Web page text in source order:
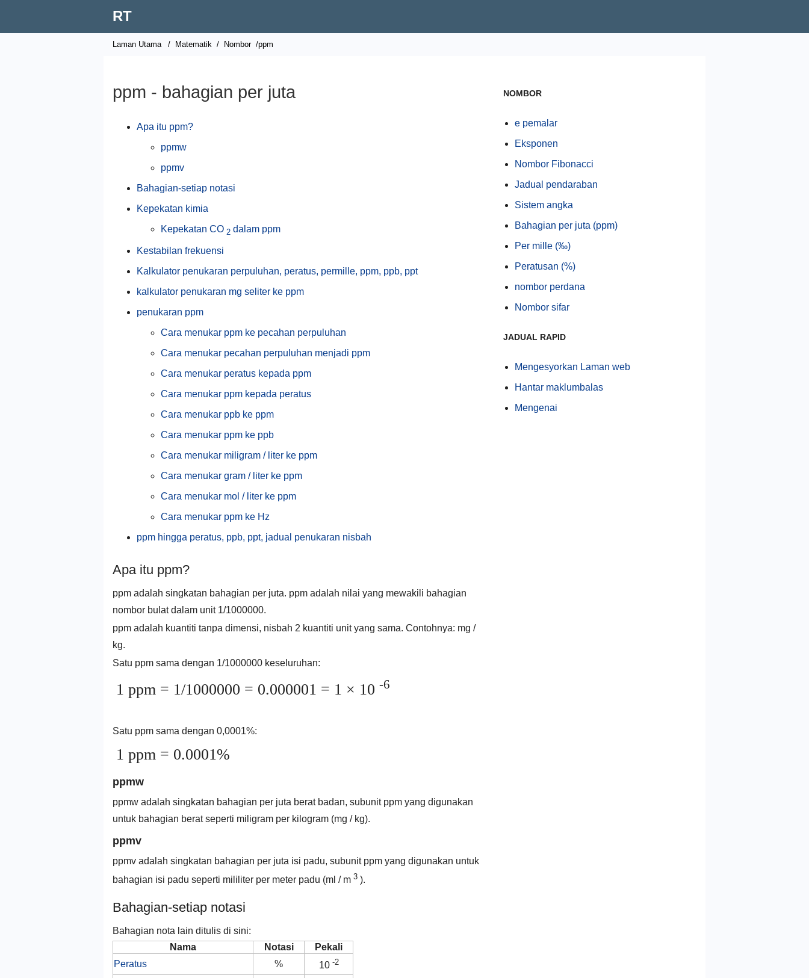
RT
Laman Utama / Matematik / Nombor /ppm
ppm - bahagian per juta
Apa itu ppm?
ppmw
ppmv
Bahagian-setiap notasi
Kepekatan kimia
Kepekatan CO 2 dalam ppm
Kestabilan frekuensi
Kalkulator penukaran perpuluhan, peratus, permille, ppm, ppb, ppt
kalkulator penukaran mg seliter ke ppm
penukaran ppm
Cara menukar ppm ke pecahan perpuluhan
Cara menukar pecahan perpuluhan menjadi ppm
Cara menukar peratus kepada ppm
Cara menukar ppm kepada peratus
Cara menukar ppb ke ppm
Cara menukar ppm ke ppb
Cara menukar miligram / liter ke ppm
Cara menukar gram / liter ke ppm
Cara menukar mol / liter ke ppm
Cara menukar ppm ke Hz
ppm hingga peratus, ppb, ppt, jadual penukaran nisbah
Apa itu ppm?
ppm adalah singkatan bahagian per juta. ppm adalah nilai yang mewakili bahagian
nombor bulat dalam unit 1/1000000.
ppm adalah kuantiti tanpa dimensi, nisbah 2 kuantiti unit yang sama. Contohnya: mg /
kg.
Satu ppm sama dengan 1/1000000 keseluruhan:
1 ppm = 1/1000000 = 0.000001 = 1 × 10 -6
Satu ppm sama dengan 0,0001%:
1 ppm = 0.0001%
ppmw
ppmw adalah singkatan bahagian per juta berat badan, subunit ppm yang digunakan
untuk bahagian berat seperti miligram per kilogram (mg / kg).
ppmv
ppmv adalah singkatan bahagian per juta isi padu, subunit ppm yang digunakan untuk
bahagian isi padu seperti mililiter per meter padu (ml / m 3 ).
Bahagian-setiap notasi
Bahagian nota lain ditulis di sini:
Nama
Notasi
Pekali
Peratus
% 10 -2
NOMBOR
e pemalar
Eksponen
Nombor Fibonacci
Jadual pendaraban
Sistem angka
Bahagian per juta (ppm)
Per mille (‰)
Peratusan (%)
nombor perdana
Nombor sifar
JADUAL RAPID
Mengesyorkan Laman web
Hantar maklumbalas
Mengenai